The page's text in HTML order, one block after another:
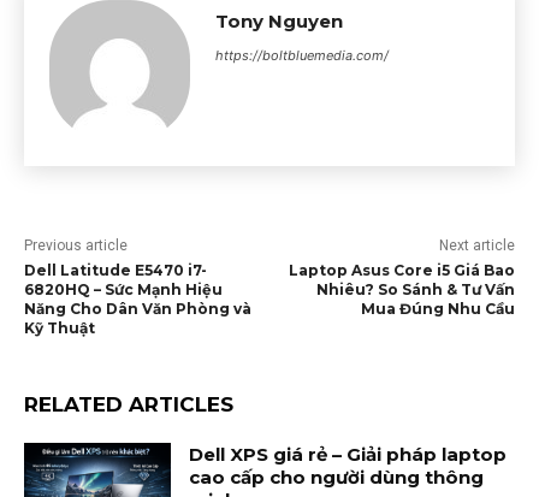
Tony Nguyen
https://boltbluemedia.com/
Previous article
Dell Latitude E5470 i7-
6820HQ – Sức Mạnh Hiệu
Năng Cho Dân Văn Phòng và
Kỹ Thuật
Next article
Laptop Asus Core i5 Giá Bao
Nhiêu? So Sánh & Tư Vấn
Mua Đúng Nhu Cầu
RELATED ARTICLES
Dell XPS giá rẻ – Giải pháp laptop
cao cấp cho người dùng thông